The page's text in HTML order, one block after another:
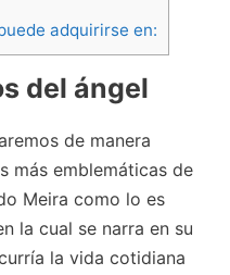
adquirirse en:
del ángel
de manera
más emblemáticas de
Meira como lo es
la cual se narra en su
la vida cotidiana